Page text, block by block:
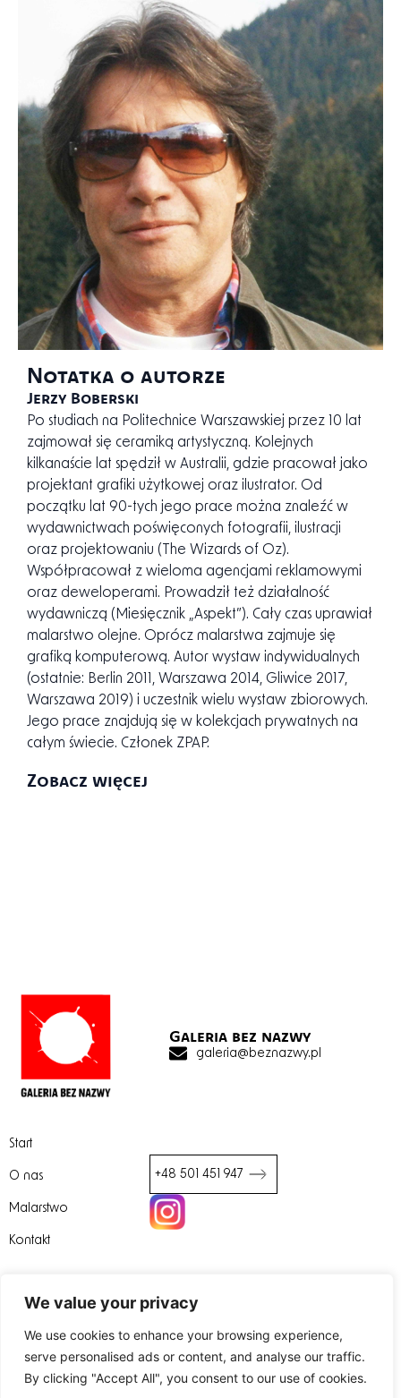
We value your privacy
We use cookies to enhance your browsing experience,
serve personalised ads or content, and analyse our traffic.
By clicking "Accept All", you consent to our use of cookies.
Notatka o autorze
Jerzy Boberski
Po studiach na Politechnice Warszawskiej przez 10 lat
zajmował się ceramiką artystyczną. Kolejnych
kilkanaście lat spędził w Australii, gdzie pracował jako
projektant grafiki użytkowej oraz ilustrator. Od
początku lat 90-tych jego prace można znaleźć w
wydawnictwach poświęconych fotografii, ilustracji
oraz projektowaniu (The Wizards of Oz).
Współpracował z wieloma agencjami reklamowymi
oraz deweloperami. Prowadził też działalność
wydawniczą (Miesięcznik „Aspekt”). Cały czas uprawiał
malarstwo olejne. Oprócz malarstwa zajmuje się
grafiką komputerową. Autor wystaw indywidualnych
Warszawa 2019) i uczestnik wielu wystaw zbiorowych.
Start
Malarstwo
Kontakt